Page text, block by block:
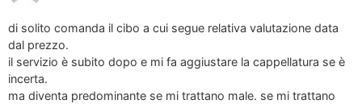
di solito comanda il cibo a cui segue relativa valutazione data
dal prezzo.
il servizio è subito dopo e mi fa aggiustare la cappellatura se è
incerta.
ma diventa predominante se mi trattano male. se mi trattano